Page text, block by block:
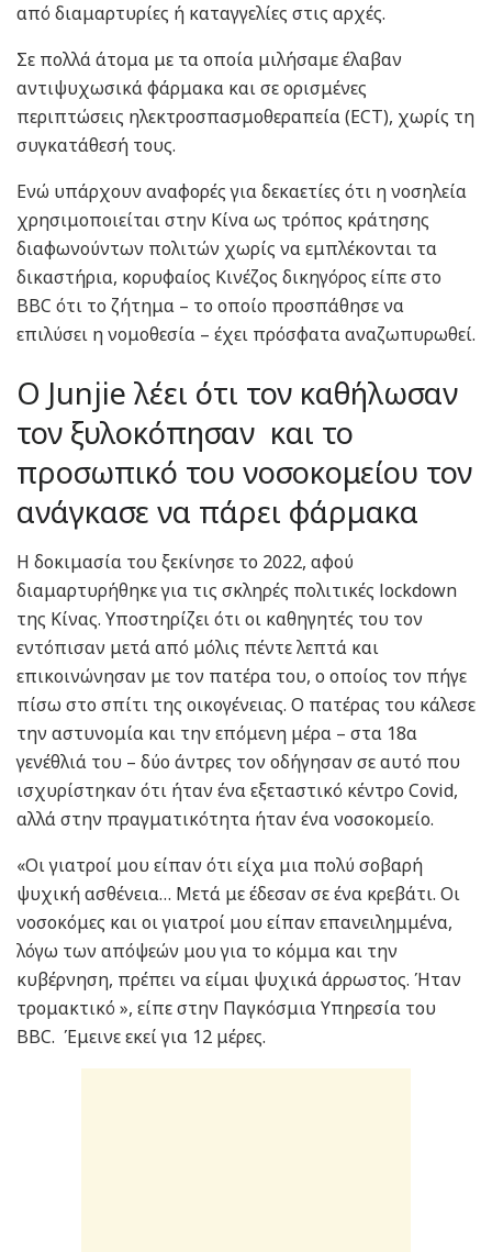
από διαμαρτυρίες ή καταγγελίες στις αρχές.
Σε πολλά άτομα με τα οποία μιλήσαμε έλαβαν
αντιψυχωσικά φάρμακα και σε ορισμένες
περιπτώσεις ηλεκτροσπασμοθεραπεία (ECT), χωρίς τη
συγκατάθεσή τους.
Ενώ υπάρχουν αναφορές για δεκαετίες ότι η νοσηλεία
χρησιμοποιείται στην Κίνα ως τρόπος κράτησης
διαφωνούντων πολιτών χωρίς να εμπλέκονται τα
δικαστήρια, κορυφαίος Κινέζος δικηγόρος είπε στο
BBC ότι το ζήτημα – το οποίο προσπάθησε να
επιλύσει η νομοθεσία – έχει πρόσφατα αναζωπυρωθεί.
Ο Junjie λέει ότι τον καθήλωσαν
τον ξυλοκόπησαν και το
προσωπικό του νοσοκομείου τον
ανάγκασε να πάρει φάρμακα
Η δοκιμασία του ξεκίνησε το 2022, αφού
διαμαρτυρήθηκε για τις σκληρές πολιτικές lockdown
της Κίνας. Υποστηρίζει ότι οι καθηγητές του τον
εντόπισαν μετά από μόλις πέντε λεπτά και
επικοινώνησαν με τον πατέρα του, ο οποίος τον πήγε
πίσω στο σπίτι της οικογένειας. Ο πατέρας του κάλεσε
την αστυνομία και την επόμενη μέρα – στα 18α
γενέθλιά του – δύο άντρες τον οδήγησαν σε αυτό που
ισχυρίστηκαν ότι ήταν ένα εξεταστικό κέντρο Covid,
αλλά στην πραγματικότητα ήταν ένα νοσοκομείο.
«Οι γιατροί μου είπαν ότι είχα μια πολύ σοβαρή
ψυχική ασθένεια… Μετά με έδεσαν σε ένα κρεβάτι. Οι
νοσοκόμες και οι γιατροί μου είπαν επανειλημμένα,
λόγω των απόψεών μου για το κόμμα και την
κυβέρνηση, πρέπει να είμαι ψυχικά άρρωστος. Ήταν
τρομακτικό », είπε στην Παγκόσμια Υπηρεσία του
BBC. Έμεινε εκεί για 12 μέρες.